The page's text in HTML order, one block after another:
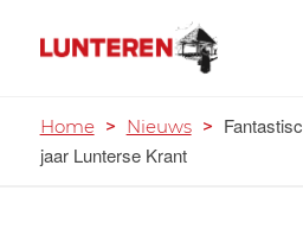
Home > Nieuws >
jaar Lunterse Krant